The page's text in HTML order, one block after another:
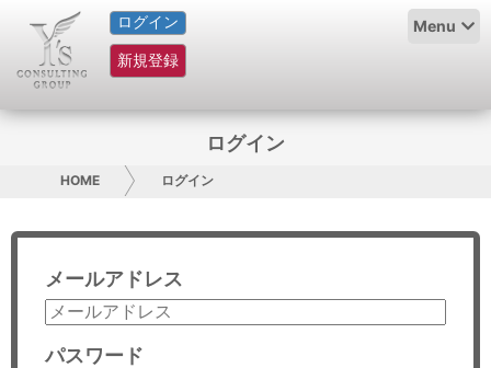
ログイン
新規登録
Menu
HOME
サービス紹介
グループ概要
採用情報
お問い合わせ
ログイン
HOME ログイン
メールアドレス
パスワード